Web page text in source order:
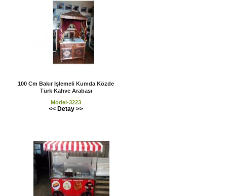
100 Cm Bakır Işlemeli Kumda Közde
Türk Kahve Arabası
Model-3223
<< Detay >>